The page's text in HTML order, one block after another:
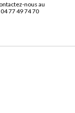
nous au
04 77 49 74 70